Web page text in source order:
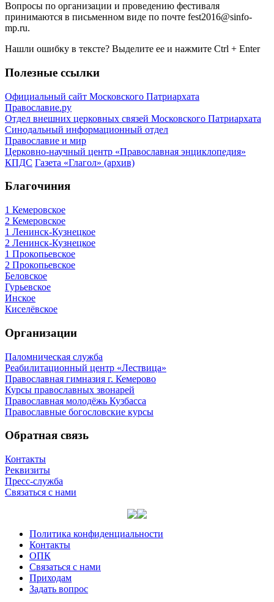
Вопросы по организации и проведению фестиваля
принимаются в письменном виде по почте fest2016@sinfo-
mp.ru.
Нашли ошибку в тексте? Выделите ее и нажмите Ctrl + Enter
Полезные ссылки
Официальный сайт Московского Патриархата
Православие.ру
Отдел внешних церковных связей Московского Патриархата
Синодальный информационный отдел
Православие и мир
Церковно-научный центр «Православная энциклопедия»
КПДС Газета «Глагол» (архив)
Благочиния
1 Кемеровское
2 Кемеровское
1 Ленинск-Кузнецкое
2 Ленинск-Кузнецкое
1 Прокопьевское
2 Прокопьевское
Беловское
Гурьевское
Инское
Киселёвское
Организации
Паломническая служба
Реабилитационный центр «Лествица»
Православная гимназия г. Кемерово
Курсы православных звонарей
Православная молодёжь Кузбасса
Православные богословские курсы
Обратная связь
Контакты
Реквизиты
Пресс-служба
Связаться с нами
Политика конфиденциальности
Контакты
ОПК
Связаться с нами
Приходам
Задать вопрос